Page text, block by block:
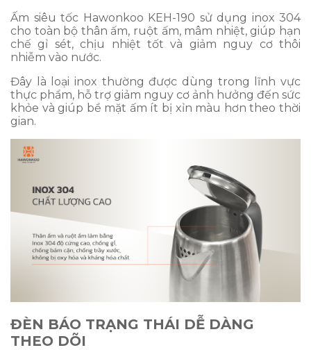
Ấm siêu tốc Hawonkoo KEH-190 sử dụng inox 304
cho toàn bộ thân ấm, ruột ấm, mâm nhiệt, giúp hạn
chế gỉ sét, chịu nhiệt tốt và giảm nguy cơ thôi
nhiễm vào nước.
Đây là loại inox thường được dùng trong lĩnh vực
thực phẩm, hỗ trợ giảm nguy cơ ảnh hưởng đến sức
khỏe và giúp bề mặt ấm ít bị xỉn màu hơn theo thời
gian.
ĐÈN BÁO TRẠNG THÁI DỄ DÀNG
THEO DÕI